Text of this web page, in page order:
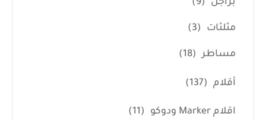
براجل (9)
مثلثات (3)
مساطر (18)
أقلام (137)
اقلام Marker ودوكو (11)